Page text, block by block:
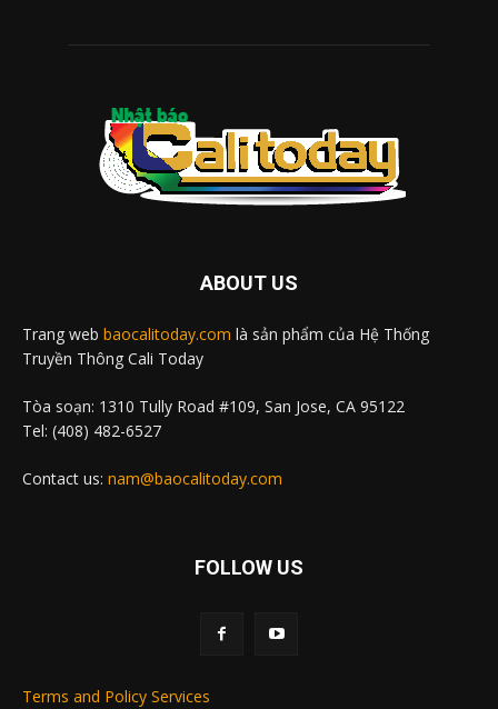
ABOUT US
Trang web baocalitoday.com là sản phẩm của Hệ Thống
Truyền Thông Cali Today
Tòa soạn: 1310 Tully Road #109, San Jose, CA 95122
Tel: (408) 482-6527
Contact us: nam@baocalitoday.com
FOLLOW US
Terms and Policy Services